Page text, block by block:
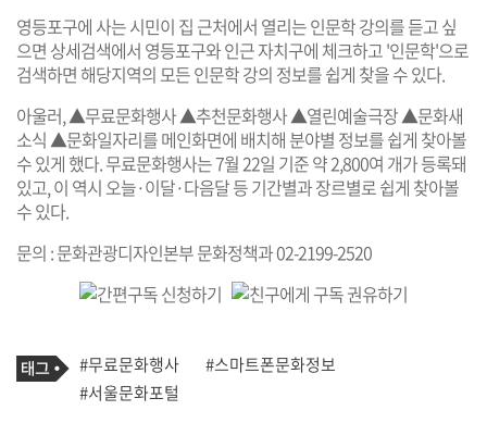
영등포구에 사는 시민이 집 근처에서 열리는 인문학 강의를 듣고 싶
으면 상세검색에서 영등포구와 인근 자치구에 체크하고 '인문학'으로
검색하면 해당지역의 모든 인문학 강의 정보를 쉽게 찾을 수 있다.
아울러, ▲무료문화행사 ▲추천문화행사 ▲열린예술극장 ▲문화새
소식 ▲문화일자리를 메인화면에 배치해 분야별 정보를 쉽게 찾아볼
수 있게 했다. 무료문화행사는 7월 22일 기준 약 2,800여 개가 등록돼
있고, 이 역시 오늘·이달·다음달 등 기간별과 장르별로 쉽게 찾아볼
수 있다.
문의 : 문화관광디자인본부 문화정책과 02-2199-2520
기
사
관
련
태
그
#무료문화행사
#스마트폰문화정보
#서울문화포털